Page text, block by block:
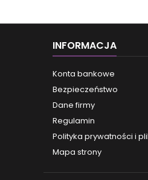
INFORMACJA
Konta bankowe
Bezpieczeństwo
Dane firmy
Regulamin
Polityka prywatności i
Mapa strony